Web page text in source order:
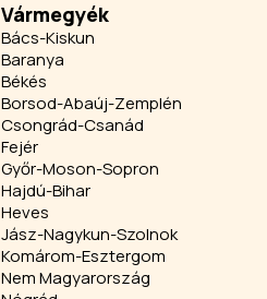
Vármegyék
Bács-Kiskun
Baranya
Békés
Borsod-Abaúj-Zemplén
Csongrád-Csanád
Fejér
Győr-Moson-Sopron
Hajdú-Bihar
Heves
Jász-Nagykun-Szolnok
Komárom-Esztergom
Nem Magyarország